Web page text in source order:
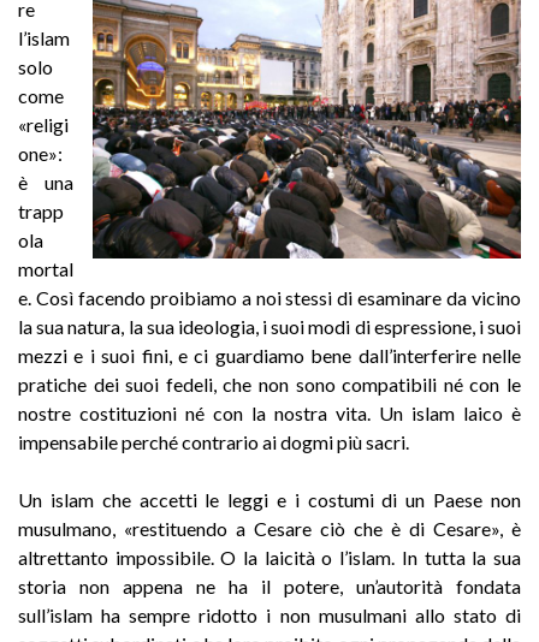
re
l’islam
solo
come
«religi
one»:
è una
trapp
ola
mortal
e. Così facendo proibiamo a noi stessi di esaminare da vicino
la sua natura, la sua ideologia, i suoi modi di espressione, i suoi
mezzi e i suoi fini, e ci guardiamo bene dall’interferire nelle
pratiche dei suoi fedeli, che non sono compatibili né con le
nostre costituzioni né con la nostra vita. Un islam laico è
impensabile perché contrario ai dogmi più sacri.
Un islam che accetti le leggi e i costumi di un Paese non
musulmano, «restituendo a Cesare ciò che è di Cesare», è
altrettanto impossibile. O la laicità o l’islam. In tutta la sua
storia non appena ne ha il potere, un’autorità fondata
sull’islam ha sempre ridotto i non musulmani allo stato di